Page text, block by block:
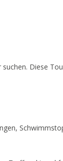
Diese